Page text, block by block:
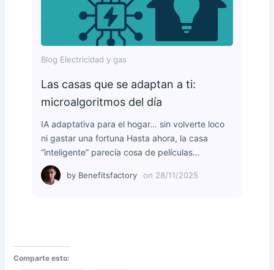
Blog Electricidad y gas
Las casas que se adaptan a ti:
microalgoritmos del día
IA adaptativa para el hogar… sin volverte loco
ni gastar una fortuna Hasta ahora, la casa
“inteligente” parecía cosa de películas…
by Benefitsfactory on 28/11/2025
Comparte esto: